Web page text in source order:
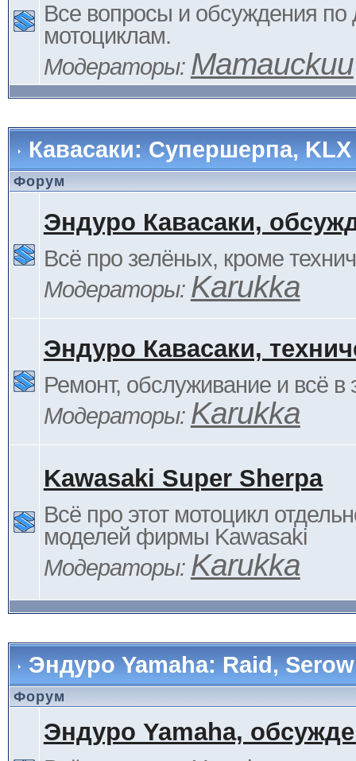
Все вопросы и обсуждения
мотоциклам.
Модераторы: Mamauckuu
Кавасаки: Супершерпа,
Форум
Эндуро Кавасаки,
Всё про зелёных, кроме
Модераторы: Karukka
Эндуро Кавасаки,
Ремонт, обслуживание и всё в
Модераторы: Karukka
Kawasaki Super Sherpa
Всё про этот мотоцикл
моделей фирмы Kawasaki
Модераторы: Karukka
Эндуро Yamaha: Raid,
Форум
Эндуро Yamaha,